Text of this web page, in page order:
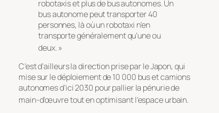
robotaxis et plus de bus autonomes. Un
bus autonome peut transporter 40
personnes, là où un robotaxi n’en
transporte généralement qu’une ou
deux. »
C’est d’ailleurs la direction prise par le Japon, qui
mise sur le déploiement de 10 000 bus et camions
autonomes d’ici 2030 pour pallier la pénurie de
main-d’œuvre tout en optimisant l’espace urbain.